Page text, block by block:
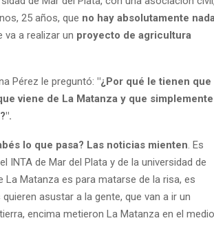
25 años, que no hay absolutamente
va a realizar un proyecto de agricultura
Pérez le preguntó: "¿Por qué le tienen que
viene de La Matanza y que simplemente
lo que pasa? Las noticias mienten. Es
INTA de Mar del Plata y de la universidad de
La Matanza es para matarse de la risa, es
asustar a la gente, que van a ir un
encima metieron La Matanza en el